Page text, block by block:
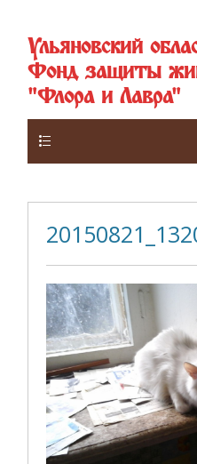
Ульяновский
Фонд защиты
"Флора и Лавра"